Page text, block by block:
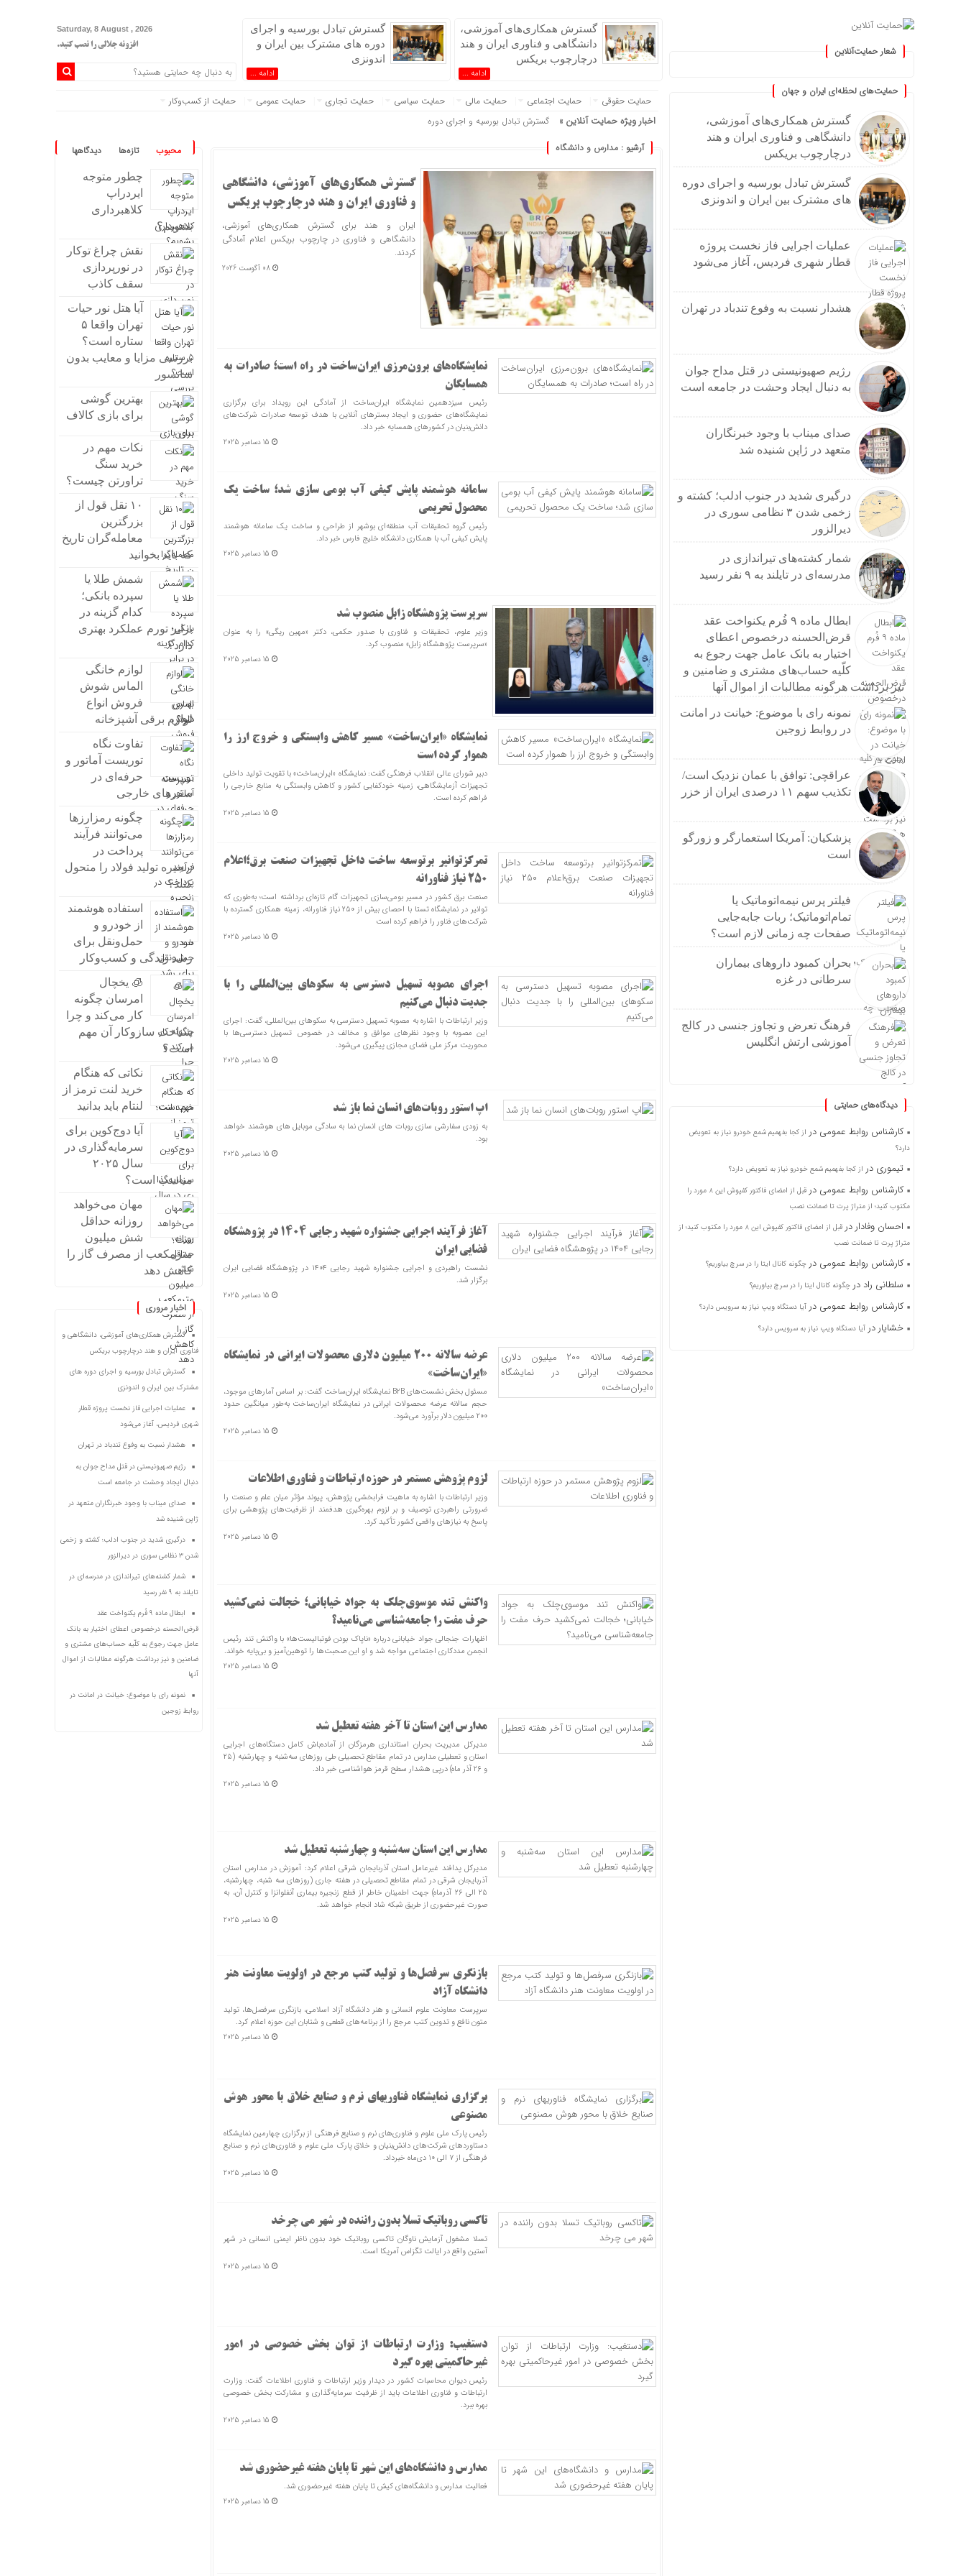
شعار حمایت‌آنلاین
« حمایت‌آنلاین، حامی همه مردم ایران »
حمایت‌های لحظه‌ای ایران و جهان
گسترش همکاری‌های آموزشی،
دانشگاهی و فناوری ایران و هند
درچارچوب بریکس
گسترش تبادل بورسیه و اجرای دوره
های مشترک بین ایران و اندونزی
عملیات اجرایی فاز نخست پروژه
قطار شهری فردیس، آغاز می‌شود
هشدار نسبت به وفوع تندباد در تهران
رژیم صهیونیستی در قتل مداح جوان
به دنبال ایجاد وحشت در جامعه است
صدای میناب با وجود خبرنگاران
متعهد در ژاپن شنیده شد
درگیری شدید در جنوب ادلب؛ کشته و
زخمی شدن ۳ نظامی سوری در
دیرالزور
شمار کشته‌های تیراندازی در
مدرسه‌ای در تایلند به ۹ نفر رسید
ابطال ماده ۹ فُرم یکنواخت عقد
قرض‌الحسنه درخصوص اعطای
اختیار به بانک عامل جهت رجوع به
کلّیه حساب‌های مشتری و ضامنین و
نیز برداشت هرگونه مطالبات از اموال آنها
نمونه رای با موضوع: خیانت در امانت
در روابط زوجین
عراقچی: توافق با عمان نزدیک است/
تکذیب سهم ۱۱ درصدی ایران از خزر
پزشکیان: آمریکا استعمارگر و زورگو
است
فیلتر پرس نیمه‌اتوماتیک یا
تمام‌اتوماتیک؛ ربات جابه‌جایی
صفحات چه زمانی لازم است؟
بحران کمبود دارو‌های بیماران
سرطانی در غزه
فرهنگ تعرض و تجاوز جنسی در کالج
آموزشی ارتش انگلیس
دیدگاه‌های حمایتی
کارشناس روابط عمومی در از کجا بفهمیم شمع خودرو نیاز به تعویض
دارد؟
تیموری در از کجا بفهمیم شمع خودرو نیاز به تعویض دارد؟
کارشناس روابط عمومی در
قبل از امضای فاکتور کفپوش این ۸ مورد را
مکتوب کنید؛ از متراژ پرت تا ضمانت نصب
احسان وفادار در
قبل از امضای فاکتور کفپوش این ۸ مورد را مکتوب کنید؛ از
متراژ پرت تا ضمانت نصب
کارشناس روابط عمومی در چگونه کانال ایتا را در سرچ بیاوریم؟
سلطانی راد در چگونه کانال ایتا را در سرچ بیاوریم؟
کارشناس روابط عمومی در آیا دستگاه ویپ نیاز به سرویس دارد؟
خشایار در آیا دستگاه ویپ نیاز به سرویس دارد؟
گسترش همکاری‌های آموزشی،
دانشگاهی و فناوری ایران و هند
درچارچوب بریکس
ادامه ...
گسترش تبادل بورسیه و اجرای
دوره های مشترک بین ایران و
اندونزی
ادامه ...
Saturday, 8 August , 2026
افزونه جلالی را نصب کنید.
حمایت حقوقی حمایت اجتماعی حمایت مالی حمایت سیاسی حمایت تجاری حمایت عمومی حمایت از کسب‌وکار
اخبار ویژه حمایت آنلاین »
گسترش تبادل بورسیه و اجرای دوره های مشترک بین ایران و اندونزی
آرشیو : مدارس و دانشگاه
گسترش همکاری‌های آموزشی، دانشگاهی
و فناوری ایران و هند درچارچوب بریکس
ایران و هند برای گسترش همکاری‌های آموزشی،
دانشگاهی و فناوری در چارچوب بریکس اعلام آمادگی
کردند.
08 آگوست 2026
نمایشگاه‌های برون‌مرزی ایران‌ساخت در راه است؛ صادرات به
همسایگان
رئیس سیزدهمین نمایشگاه ایران‌ساخت از آمادگی این رویداد برای برگزاری
نمایشگاه‌های حضوری و ایجاد بسترهای آنلاین با هدف توسعه صادرات شرکت‌های
دانش‌بنیان در کشورهای همسایه خبر داد.
15 دسامبر 2025
سامانه هوشمند پایش کیفی آب بومی سازی شد؛ ساخت یک
محصول تحریمی
رئیس گروه تحقیقات آب منطقه‌ای بوشهر از طراحی و ساخت یک سامانه هوشمند
پایش کیفی آب با همکاری دانشگاه خلیج فارس خبر داد.
15 دسامبر 2025
سرپرست پژوهشگاه زابل منصوب شد
وزیر علوم، تحقیقات و فناوری با صدور حکمی، دکتر «مهین ریگی» را به عنوان
«سرپرست پژوهشگاه زابل» منصوب کرد.
15 دسامبر 2025
نمایشگاه «ایران‌ساخت» مسیر کاهش وابستگی و خروج ارز را
هموار کرده است
دبیر شورای عالی انقلاب فرهنگی گفت: نمایشگاه «ایران‌ساخت» با تقویت تولید داخلی
تجهیزات آزمایشگاهی، زمینه خودکفایی کشور و کاهش وابستگی به منابع خارجی را
فراهم کرده است.
15 دسامبر 2025
تمرکزتوانیر برتوسعه ساخت داخل تجهیزات صنعت برق؛اعلام
۲۵۰ نیاز فناورانه
صنعت برق کشور در مسیر بومی‌سازی تجهیزات گام تازه‌ای برداشته است؛ به‌طوری که
توانیر در نمایشگاه تستا با احصای بیش از ۲۵۰ نیاز فناورانه، زمینه همکاری گسترده با
شرکت‌های فناور را فراهم کرده است
15 دسامبر 2025
اجرای مصوبه تسهیل دسترسی به سکوهای بین‌المللی را با
جدیت دنبال می‌کنیم
وزیر ارتباطات با اشاره به مصوبه تسهیل دسترسی به سکوهای بین‌المللی، گفت: اجرای
این مصوبه با وجود نظرهای موافق و مخالف در خصوص تسهیل دسترسی‌ها با
محوریت مرکز ملی فضای مجازی پیگیری می‌شود.
15 دسامبر 2025
اپ استور روبات‌های انسان نما باز شد
به زودی سفارشی سازی روبات های انسان نما به سادگی موبایل های هوشمند خواهد
بود.
15 دسامبر 2025
آغاز فرآیند اجرایی جشنواره شهید رجایی ۱۴۰۴ در پژوهشگاه
فضایی ایران
نشست راهبردی و اجرایی جشنواره شهید رجایی ۱۴۰۴ در پژوهشگاه فضایی ایران
برگزار شد.
15 دسامبر 2025
عرضه سالانه ۲۰۰ میلیون دلاری محصولات ایرانی در نمایشگاه
«ایران‌ساخت»
مسئول بخش نشست‌های B2B نمایشگاه ایران‌ساخت گفت: بر اساس آمارهای موجود،
حجم سالانه عرضه محصولات ایرانی در نمایشگاه ایران‌ساخت به‌طور میانگین حدود
۲۰۰ میلیون دلار برآورد می‌شود.
15 دسامبر 2025
لزوم پژوهش مستمر در حوزه ارتباطات و فناوری اطلاعات
وزیر ارتباطات با اشاره به ماهیت فرابخشی پژوهش، پیوند مؤثر میان علم و صنعت را
ضرورتی راهبردی توصیف و بر لزوم بهره‌گیری هدفمند از ظرفیت‌های پژوهشی برای
پاسخ به نیازهای واقعی کشور تأکید کرد.
15 دسامبر 2025
واکنش تند موسوی‌چلک به جواد خیابانی؛ خجالت نمی‌کشید
حرف مفت را جامعه‌شناسی می‌نامید؟
اظهارات جنجالی جواد خیابانی درباره «ناپاک بودن فوتبالیست‌ها» با واکنش تند رئیس
انجمن مددکاری اجتماعی مواجه شد و او این صحبت‌ها را توهین‌آمیز و بی‌پایه خواند.
15 دسامبر 2025
مدارس این استان تا آخر هفته تعطیل شد
مدیرکل مدیریت بحران استانداری هرمزگان از آماده‌باش کامل دستگاه‌های اجرایی
استان و تعطیلی مدارس در تمام مقاطع تحصیلی طی روزهای سه‌شنبه و چهارشنبه (۲۵
و ۲۶ آذر ماه) درپی هشدار سطح قرمز هواشناسی خبر داد.
15 دسامبر 2025
مدارس این استان سه‌شنبه و چهارشنبه تعطیل شد
مدیرکل پدافند غیرعامل استان آذربایجان شرقی اعلام کرد: آموزش در مدارس استان
آذربایجان شرقی در تمام مقاطع تحصیلی در هفته جاری (روزهای سه شنبه، چهارشنبه،
۲۵ الی ۲۶ آذرماه) جهت اطمینان خاطر از قطع زنجیره بیماری آنفلوانزا و کنترل آن، به
صورت غیرحضوری از طریق شبکه شاد انجام خواهد شد.
15 دسامبر 2025
بازنگری سرفصل‌ها و تولید کتب مرجع در اولویت معاونت هنر
دانشگاه آزاد
سرپرست معاونت علوم انسانی و هنر دانشگاه آزاد اسلامی، بازنگری سرفصل‌ها، تولید
متون نافع و تدوین کتب مرجع را از برنامه‌های قطعی و شتابان این حوزه اعلام کرد.
15 دسامبر 2025
برگزاری نمایشگاه فناوریهای نرم و صنایع خلاق با محور هوش
مصنوعی
رئیس پارک ملی علوم و فناوری‌های نرم و صنایع فرهنگی از برگزاری چهارمین نمایشگاه
دستاوردهای شرکت‌های دانش‌بنیان و خلاق پارک ملی علوم و فناوری‌های نرم و صنایع
فرهنگی از ۷ الی ۱۰ دی‌ماه خبرداد.
15 دسامبر 2025
تاکسی روباتیک تسلا بدون راننده در شهر می چرخد
تسلا مشغول آزمایش ناوگان تاکسی روباتیک خود بدون ناظر ایمنی انسانی در شهر
آستین واقع در ایالت تگزاس آمریکا است.
15 دسامبر 2025
دستغیب: وزارت ارتباطات از توان بخش خصوصی در امور
غیرحاکمیتی بهره گیرد
رئیس دیوان محاسبات کشور در دیدار وزیر ارتباطات و فناوری اطلاعات گفت: وزارت
ارتباطات و فناوری اطلاعات باید از ظرفیت سرمایه‌گذاری و مشارکت بخش خصوصی
بهره ببرد.
15 دسامبر 2025
مدارس و دانشگاه‌های این شهر تا پایان هفته غیرحضوری شد
فعالیت مدارس و دانشگاه‌های کیش تا پایان هفته غیرحضوری شد.
15 دسامبر 2025
محبوب تازه‌ها دیدگاهها
چطور متوجه
ایردراپ
کلاهبرداری
بشویم؟
نقش چراغ توکار
در نورپردازی
سقف کاذب
آیا هتل نور حیات
تهران واقعا ۵
ستاره است؟
بررسی مزایا و معایب بدون
سانسور
بهترین گوشی
برای بازی کالاف
نکات مهم در
خرید سنگ
تراورتن چیست؟
۱۰ نقل قول از
بزرگترین
معامله‌گران تاریخ
که باید بخوانید
شمش طلا یا
سپرده بانکی؛
کدام گزینه در
برابر تورم عملکرد بهتری
دارد؟
لوازم خانگی
الماس شوش
فروش انواع
لوازم برقی آشپزخانه
تفاوت نگاه
توریست آماتور و
حرفه‌ای در
سفرهای خارجی
چگونه رمزارزها
می‌توانند فرآیند
پرداخت در
زنجیره تولید فولاد را متحول
کنند؟
استفاده هوشمند
از خودرو و
حمل‌ونقل برای
رشد زندگی و کسب‌وکار
🧊 یخچال
امرسان چگونه
کار می‌کند و چرا
شناخت سازوکار آن مهم
است؟
نکاتی که هنگام
خرید لنت ترمز از
لنتام باید بدانید
آیا دوج‌کوین برای
سرمایه‌گذاری در
سال ۲۰۲۵
مناسب است؟
مهان می‌خواهد
روزانه حداقل
شش میلیون
مترمکعب از مصرف گاز را
کاهش دهد
اخبار مروری
گسترش همکاری‌های آموزشی، دانشگاهی و
فناوری ایران و هند درچارچوب بریکس
گسترش تبادل بورسیه و اجرای دوره های
مشترک بین ایران و اندونزی
عملیات اجرایی فاز نخست پروژه قطار
شهری فردیس، آغاز می‌شود
هشدار نسبت به وفوع تندباد در تهران
رژیم صهیونیستی در قتل مداح جوان به
دنبال ایجاد وحشت در جامعه است
صدای میناب با وجود خبرنگاران متعهد در
ژاپن شنیده شد
درگیری شدید در جنوب ادلب؛ کشته و زخمی
شدن ۳ نظامی سوری در دیرالزور
شمار کشته‌های تیراندازی در مدرسه‌ای در
تایلند به ۹ نفر رسید
ابطال ماده ۹ فُرم یکنواخت عقد
قرض‌الحسنه درخصوص اعطای اختیار به بانک
عامل جهت رجوع به کلّیه حساب‌های مشتری و
ضامنین و نیز برداشت هرگونه مطالبات از اموال
آنها
نمونه رای با موضوع: خیانت در امانت در
روابط زوجین